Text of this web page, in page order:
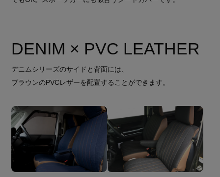
DENIM × PVC LEATHER
デニムシリーズのサイドと背面には、
ブラウンのPVCレザーを配置することができます。